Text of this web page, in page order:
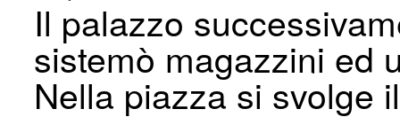
Il palazzo
sistemò magazzini ed
Nella piazza si svolge